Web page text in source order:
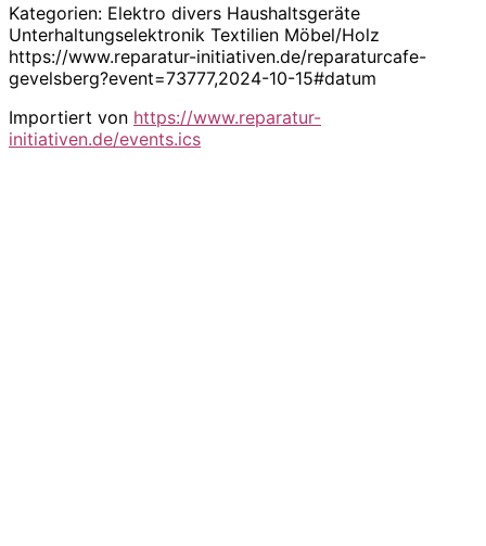
Kategorien: Elektro divers Haushaltsgeräte
Unterhaltungselektronik Textilien Möbel/Holz
https://www.reparatur-initiativen.de/reparaturcafe-
gevelsberg?event=73777,2024-10-15#datum
Importiert von https://www.reparatur-
initiativen.de/events.ics